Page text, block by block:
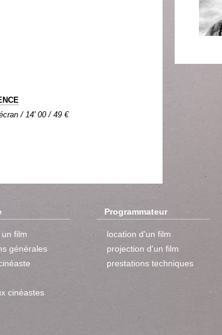
/ 14' 00 / 49 €
film
générales
cinéastes
Programmateur
location d'un film
projection d'un film
prestations techniques